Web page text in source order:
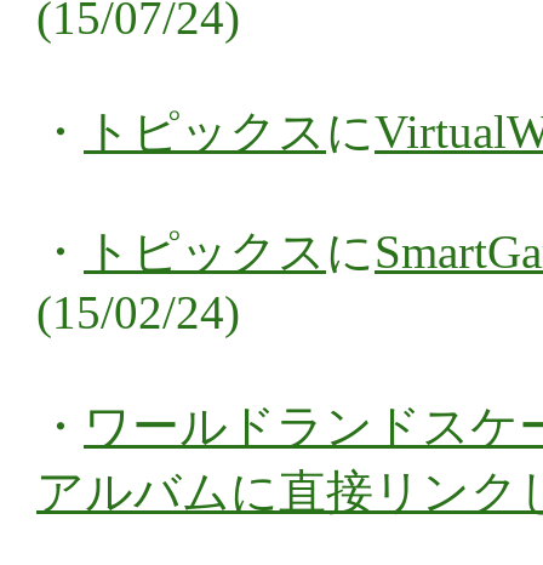
(15/07/24)
・ トピックス に
・ トピックス に
(15/02/24)
・ ワールドランドスケ
アルバムに直接リンク